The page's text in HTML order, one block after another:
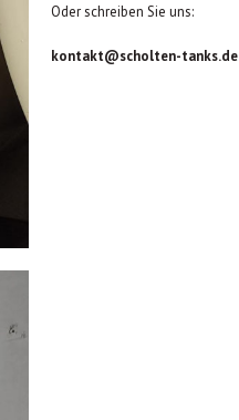
Oder schreiben Sie uns:
kontakt@scholten-tanks.de